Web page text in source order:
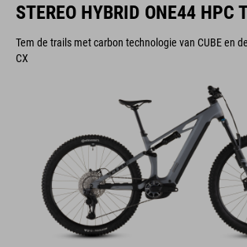
STEREO HYBRID ONE44 HPC
Tem de trails met carbon technologie van CUBE en
CX